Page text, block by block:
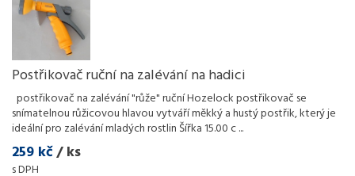
Postřikovač ruční na zalévání na hadici
postřikovač na zalévání "růže" ruční Hozelock postřikovač se
snímatelnou růžicovou hlavou vytváří měkký a hustý postřik, který je
ideální pro zalévání mladých rostlin Šířka 15.00 c...
259 kč/ ks
s DPH